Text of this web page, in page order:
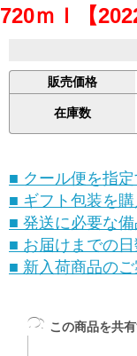
720ｍｌ【
販売価格
在庫数
■ クール便を指定
■ ギフト包装を購
■ 発送に必要な備
■ お届けまでの日
■ 新入荷商品の
この商品を共